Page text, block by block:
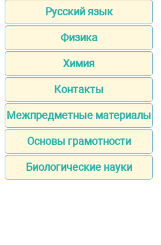
Русский язык
Физика
Химия
Контакты
Межпредметные материалы
Основы грамотности
Биологические науки